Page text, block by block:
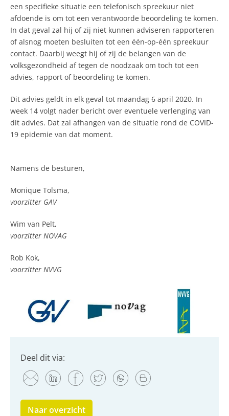
een specifieke situatie een telefonisch spreekuur niet
afdoende is om tot een verantwoorde beoordeling te komen.
In dat geval zal hij of zij niet kunnen adviseren rapporteren
of alsnog moeten besluiten tot een één-op-één spreekuur
contact. Daarbij weegt hij of zij de belangen van de
volksgezondheid af tegen de noodzaak om toch tot een
advies, rapport of beoordeling te komen.
Dit advies geldt in elk geval tot maandag 6 april 2020. In
week 14 volgt nader bericht over eventuele verlenging van
dit advies. Dat zal afhangen van de situatie rond de COVID-
19 epidemie van dat moment.
Namens de besturen,
Monique Tolsma,
voorzitter GAV
Wim van Pelt,
voorzitter NOVAG
Rob Kok,
voorzitter NVVG
Deel dit via:
Naar overzicht